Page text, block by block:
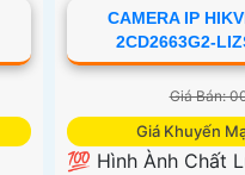
CAMERA IP
2CD2663G2-
Giá Bán:
Giá Khuyến
💯 Hình Ành Chất